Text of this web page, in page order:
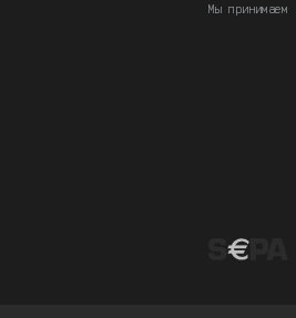
Мы принимаем